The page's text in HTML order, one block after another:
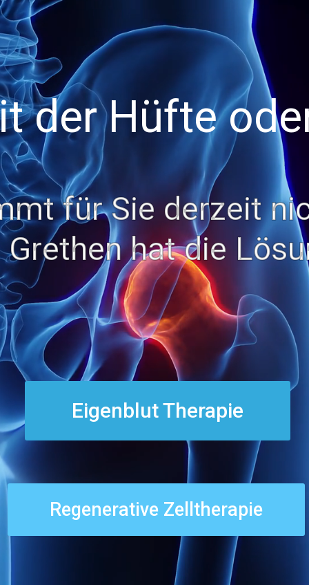
Regenerative Zelltherapie
Eigenblut Therapie
der Hüfte
für Sie derzeit
Grethen hat die